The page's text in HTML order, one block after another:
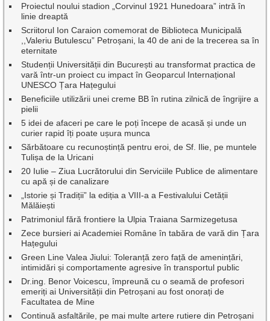
Proiectul noului stadion „Corvinul 1921 Hunedoara” intră în
linie dreaptă
Scriitorul Ion Caraion comemorat de Biblioteca Municipală
,,Valeriu Butulescu” Petroșani, la 40 de ani de la trecerea sa în
eternitate
Studenții Universității din București au transformat practica de
vară într-un proiect cu impact în Geoparcul Internațional
UNESCO Țara Hațegului
Beneficiile utilizării unei creme BB în rutina zilnică de îngrijire a
pielii
5 idei de afaceri pe care le poți începe de acasă și unde un
curier rapid îți poate ușura munca
Sărbătoare cu recunoștință pentru eroi, de Sf. Ilie, pe muntele
Tulișa de la Uricani
20 Iulie – Ziua Lucrătorului din Serviciile Publice de alimentare
cu apă și de canalizare
„Istorie și Tradiții” la ediția a VIII-a a Festivalului Cetății
Mălăiești
Patrimoniul fără frontiere la Ulpia Traiana Sarmizegetusa
Zece bursieri ai Academiei Române în tabăra de vară din Țara
Hațegului
Green Line Valea Jiului: Toleranță zero față de amenințări,
intimidări și comportamente agresive în transportul public
Dr.ing. Benor Voicescu, împreună cu o seamă de profesori
emeriți ai Universității din Petroșani au fost onorați de
Facultatea de Mine
Continuă asfaltările, pe mai multe artere rutiere din Petroșani